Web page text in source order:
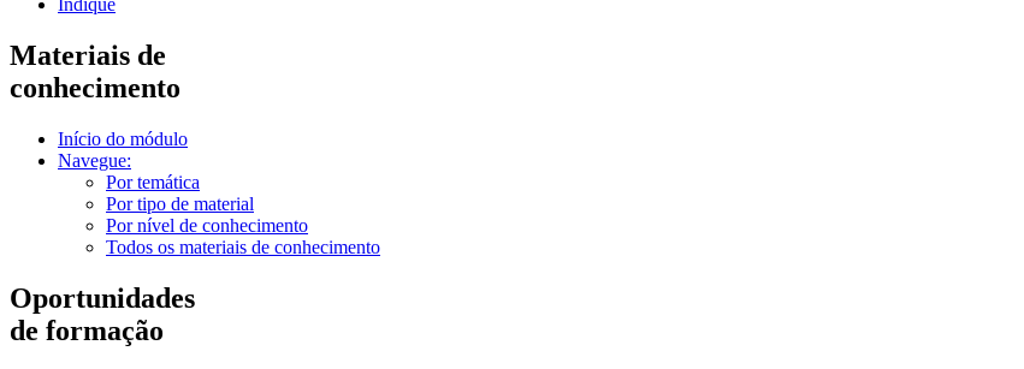
Indique
Materiais de
conhecimento
Início do módulo
Navegue:
Por temática
Por tipo de material
Por nível de conhecimento
Todos os materiais de conhecimento
Oportunidades
de formação